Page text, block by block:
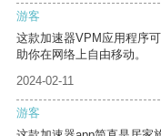
游客
这款加速器VPM应用程序
助你在网络上自由移动。
2024-02-11
游客